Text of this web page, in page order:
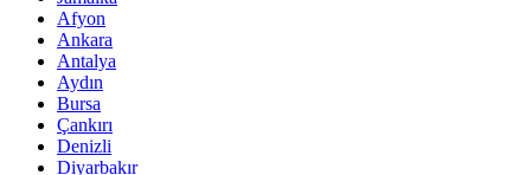
Afyon
Ankara
Antalya
Aydın
Bursa
Çankırı
Denizli
Diyarbakır